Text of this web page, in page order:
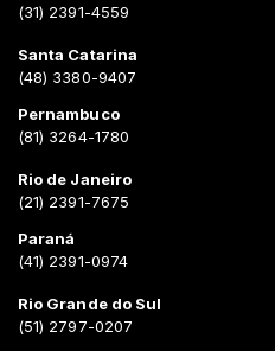
(31) 2391-4559
Santa Catarina
(48) 3380-9407
Pernambuco
(81) 3264-1780
Rio de Janeiro
(21) 2391-7675
Paraná
(41) 2391-0974
Rio Grande do Sul
(51) 2797-0207